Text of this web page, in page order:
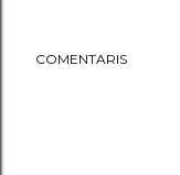
COMENTARIS